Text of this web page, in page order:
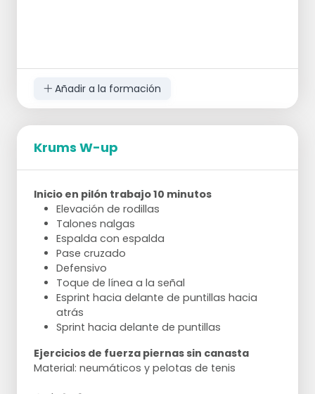
Añadir a la formación
Krums W-up
Inicio en pilón trabajo 10 minutos
Elevación de rodillas
Talones nalgas
Espalda con espalda
Pase cruzado
Defensivo
Toque de línea a la señal
Esprint hacia delante de puntillas hacia
atrás
Sprint hacia delante de puntillas
Ejercicios de fuerza piernas sin canasta
Material: neumáticos y pelotas de tenis